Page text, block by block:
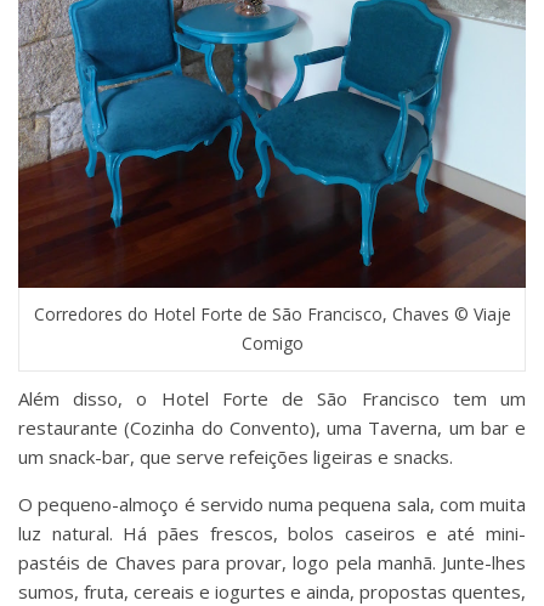
Corredores do Hotel Forte de São Francisco, Chaves © Viaje
Comigo
Além disso, o Hotel Forte de São Francisco tem um
restaurante (Cozinha do Convento), uma Taverna, um bar e
um snack-bar, que serve refeições ligeiras e snacks.
O pequeno-almoço é servido numa pequena sala, com muita
luz natural. Há pães frescos, bolos caseiros e até mini-
pastéis de Chaves para provar, logo pela manhã. Junte-lhes
sumos, fruta, cereais e iogurtes e ainda, propostas quentes,